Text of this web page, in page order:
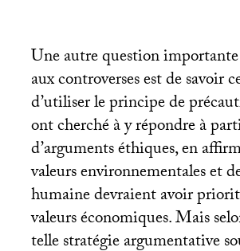
Une autre question
aux controverses est de savoir
d’utiliser le principe de
ont cherché à y répondre à
d’arguments éthiques, en
valeurs environnementales et
humaine devraient avoir
valeurs économiques. Mais
telle stratégie argumentative